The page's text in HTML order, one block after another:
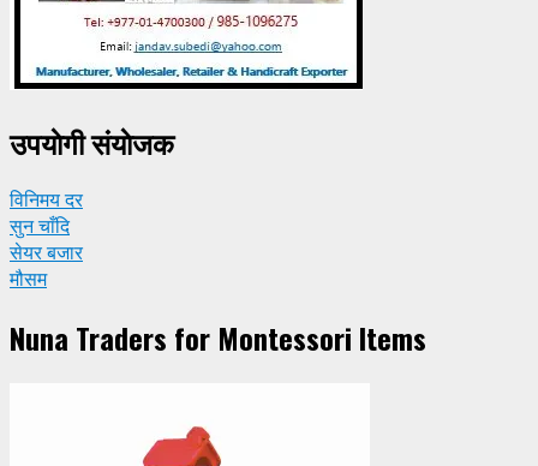
उपयाेगी संयाेजक
विनिमय दर
सुन चाँदि
सेयर बजार
मौसम
Nuna Traders for Montessori Items